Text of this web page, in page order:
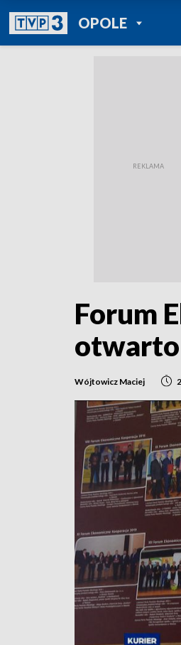
OPOLEPOWRÓT DO
TVP REGIONY
Forum
otwarto
Wójtowicz Maciej